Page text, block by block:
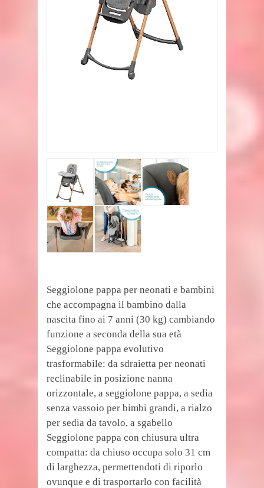
Seggiolone pappa per neonati e bambini
che accompagna il bambino dalla
nascita fino ai 7 anni (30 kg) cambiando
funzione a seconda della sua età
Seggiolone pappa evolutivo
trasformabile: da sdraietta per neonati
reclinabile in posizione nanna
orizzontale, a seggiolone pappa, a sedia
senza vassoio per bimbi grandi, a rialzo
per sedia da tavolo, a sgabello
Seggiolone pappa con chiusura ultra
compatta: da chiuso occupa solo 31 cm
di larghezza, permettendoti di riporlo
ovunque e di trasportarlo con facilità